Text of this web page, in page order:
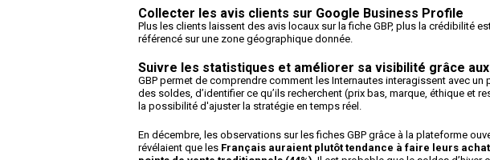
Collecter les avis clients sur Google Business Profile
Plus les clients laissent des avis locaux sur la fiche GBP, plus la crédibilité
référencé sur une zone géographique donnée.
Suivre les statistiques et améliorer sa visibilité grâce
GBP permet de comprendre comment les Internautes interagissent avec
des soldes, d’identifier ce qu’ils recherchent (prix bas, marque, éthique et
la possibilité d'ajuster la stratégie en temps réel.
En décembre, les observations sur les fiches GBP grâce à la plateforme
révélaient que les Français auraient plutôt tendance à faire leurs